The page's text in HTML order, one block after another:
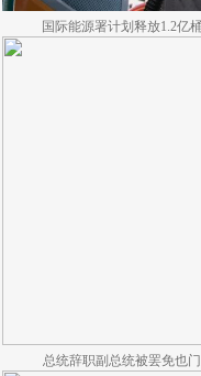
国际能源署计划释放1.2亿
总统辞职副总统被罢免也